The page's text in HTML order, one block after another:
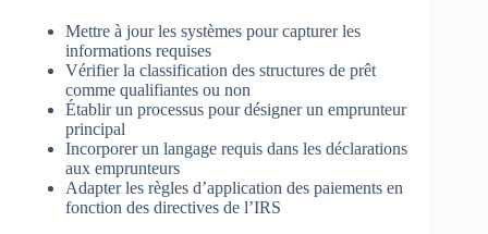
Mettre à jour les systèmes pour capturer les
informations requises
Vérifier la classification des structures de prêt
comme qualifiantes ou non
Établir un processus pour désigner un emprunteur
principal
Incorporer un langage requis dans les déclarations
aux emprunteurs
Adapter les règles d’application des paiements en
fonction des directives de l’IRS